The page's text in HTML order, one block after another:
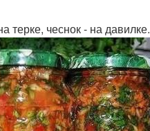
терке, чеснок - на давилке.